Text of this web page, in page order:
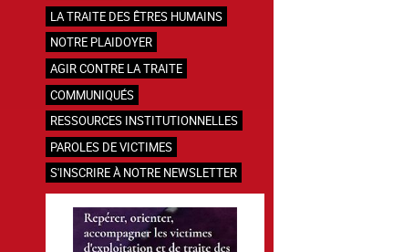
LA TRAITE DES ÊTRES HUMAINS
NOTRE PLAIDOYER
AGIR CONTRE LA TRAITE
COMMUNIQUÉS
RESSOURCES INSTITUTIONNELLES
PAROLES DE VICTIMES
S'INSCRIRE À NOTRE NEWSLETTER